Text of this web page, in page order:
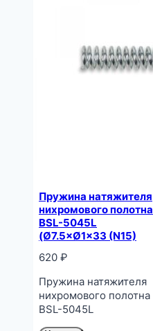
Пружина натяжителя
нихромового полотна
BSL-5045L
(Ø7.5×Ø1×33 (N15)
620 ₽
Пружина натяжителя
нихромового полотна
BSL-5045L